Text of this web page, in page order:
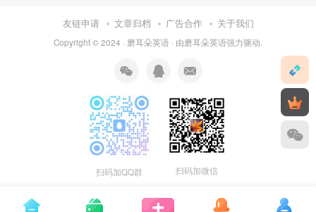
友链申请 文章归档 广告合作 关于我们
Copyright © 2024 · 磨耳朵英语 · 由磨耳朵英语强力驱动.
扫码加QQ群 扫码加微信